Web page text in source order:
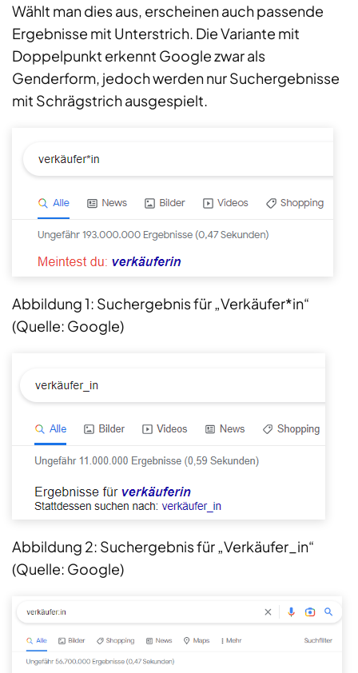
Wählt man dies aus, erscheinen auch passende
Ergebnisse mit Unterstrich. Die Variante mit
Doppelpunkt erkennt Google zwar als
Genderform, jedoch werden nur Suchergebnisse
mit Schrägstrich ausgespielt.
Abbildung 1: Suchergebnis für „Verkäufer*in“
(Quelle: Google)
Abbildung 2: Suchergebnis für „Verkäufer_in“
(Quelle: Google)